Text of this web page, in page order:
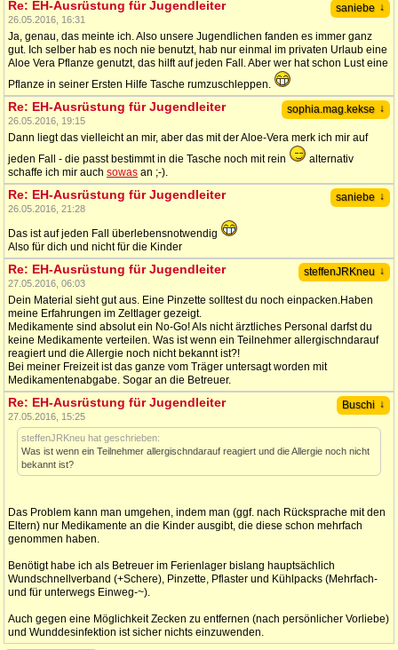
saniebe ↓
Re: EH-Ausrüstung für Jugendleiter
26.05.2016, 16:31
Ja, genau, das meinte ich. Also unsere Jugendlichen fanden es immer ganz
gut. Ich selber hab es noch nie benutzt, hab nur einmal im privaten Urlaub eine
Aloe Vera Pflanze genutzt, das hilft auf jeden Fall. Aber wer hat schon Lust eine
Pflanze in seiner Ersten Hilfe Tasche rumzuschleppen.
sophia.mag.kekse ↓
Re: EH-Ausrüstung für Jugendleiter
26.05.2016, 19:15
Dann liegt das vielleicht an mir, aber das mit der Aloe-Vera merk ich mir auf
jeden Fall - die passt bestimmt in die Tasche noch mit rein
alternativ
schaffe ich mir auch sowas an ;-).
saniebe ↓
Re: EH-Ausrüstung für Jugendleiter
26.05.2016, 21:28
Das ist auf jeden Fall überlebensnotwendig
Also für dich und nicht für die Kinder
steffenJRKneu ↓
Re: EH-Ausrüstung für Jugendleiter
27.05.2016, 06:03
Dein Material sieht gut aus. Eine Pinzette solltest du noch einpacken.Haben
meine Erfahrungen im Zeltlager gezeigt.
Medikamente sind absolut ein No-Go! Als nicht ärztliches Personal darfst du
keine Medikamente verteilen. Was ist wenn ein Teilnehmer allergischndarauf
reagiert und die Allergie noch nicht bekannt ist?!
Bei meiner Freizeit ist das ganze vom Träger untersagt worden mit
Medikamentenabgabe. Sogar an die Betreuer.
Buschi ↓
Re: EH-Ausrüstung für Jugendleiter
27.05.2016, 15:25
steffenJRKneu hat geschrieben:
Was ist wenn ein Teilnehmer allergischndarauf reagiert und die Allergie noch nicht
bekannt ist?
Das Problem kann man umgehen, indem man (ggf. nach Rücksprache mit den
Eltern) nur Medikamente an die Kinder ausgibt, die diese schon mehrfach
genommen haben.
Benötigt habe ich als Betreuer im Ferienlager bislang hauptsächlich
Wundschnellverband (+Schere), Pinzette, Pflaster und Kühlpacks (Mehrfach-
und für unterwegs Einweg-~).
Auch gegen eine Möglichkeit Zecken zu entfernen (nach persönlicher Vorliebe)
und Wunddesinfektion ist sicher nichts einzuwenden.